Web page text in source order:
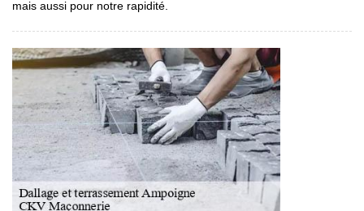
mais aussi pour notre rapidité.